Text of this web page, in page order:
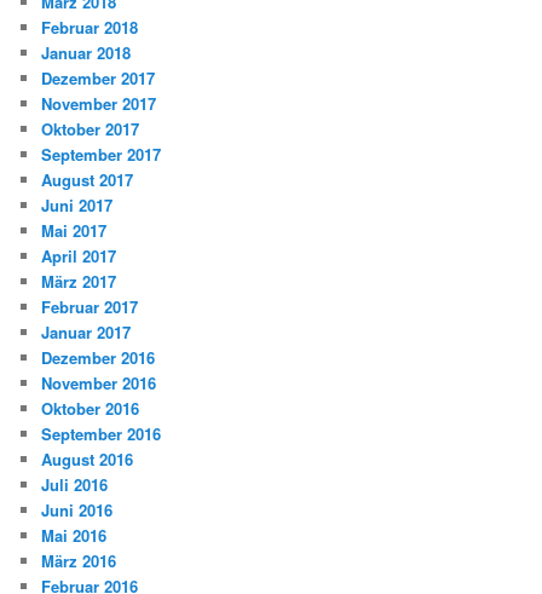
Februar 2018
Januar 2018
Dezember 2017
November 2017
Oktober 2017
September 2017
August 2017
Juni 2017
Mai 2017
April 2017
März 2017
Februar 2017
Januar 2017
Dezember 2016
November 2016
Oktober 2016
September 2016
August 2016
Juli 2016
Juni 2016
Mai 2016
März 2016
Februar 2016